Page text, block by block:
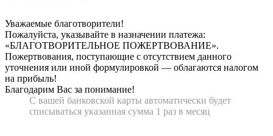
Уважаемые благотворители!
Пожалуйста, указывайте в назначении платежа:
«БЛАГОТВОРИТЕЛЬНОЕ ПОЖЕРТВОВАНИЕ».
Пожертвования, поступающие с отсутствием данного
уточнения или иной формулировкой — облагаются налогом
на прибыль!
Благодарим Вас за понимание!
С вашей банковской карты автоматически будет
списываться указанная сумма 1 раз в месяц